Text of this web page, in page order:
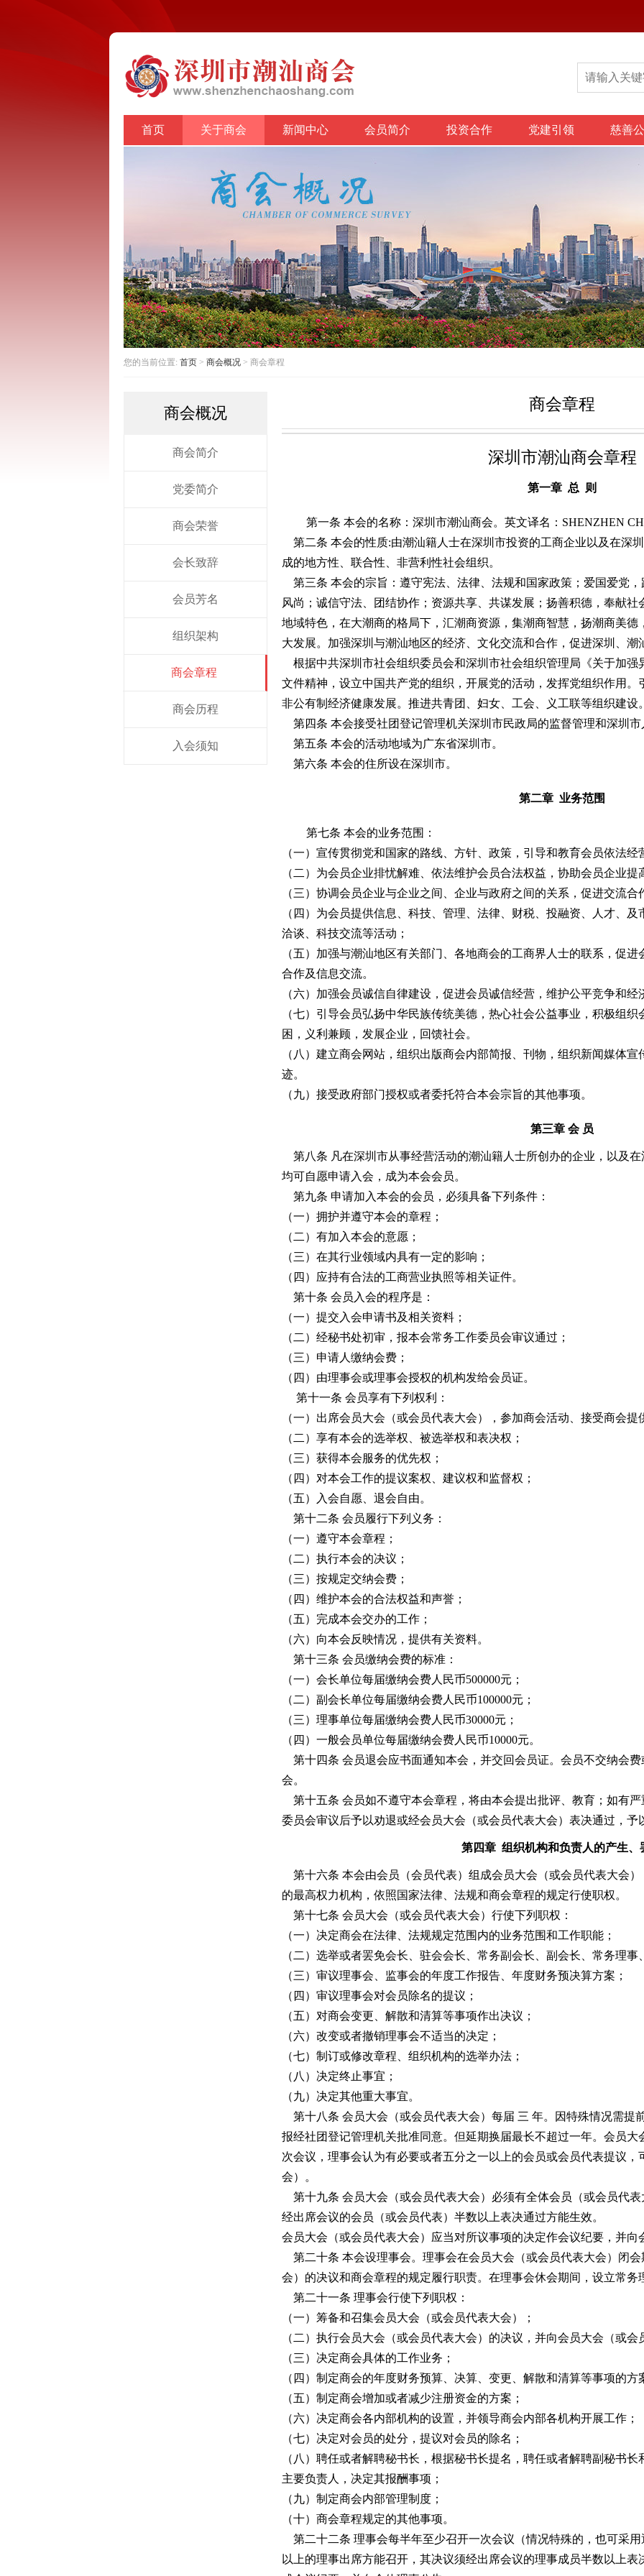
首页 关于商会 新闻中心 会员简介 投资合作 党建引领 慈善
您的当前位置: 首页 > 商会概况 > 商会章程
商会概况
商会简介
党委简介
商会荣誉
会长致辞
会员芳名
组织架构
商会章程
商会历程
入会须知
商会章程
深圳市潮汕商会章程
第一章 总 则
第一条 本会的名称：深圳市潮汕商会。英文译名：SHENZHEN
第二条 本会的性质:由潮汕籍人士在深圳市投资的工商企业以及在深
成的地方性、联合性、非营利性社会组织。
第三条 本会的宗旨：遵守宪法、法律、法规和国家政策；爱国爱党
风尚；诚信守法、团结协作；资源共享、共谋发展；扬善积德，奉献
地域特色，在大潮商的格局下，汇潮商资源，集潮商智慧，扬潮商美德
大发展。加强深圳与潮汕地区的经济、文化交流和合作，促进深圳、潮
根据中共深圳市社会组织委员会和深圳市社会组织管理局《关于加强
文件精神，设立中国共产党的组织，开展党的活动，发挥党组织作用
非公有制经济健康发展。推进共青团、妇女、工会、义工联等组织建设。
第四条 本会接受社团登记管理机关深圳市民政局的监督管理和深圳市
第五条 本会的活动地域为广东省深圳市。
第六条 本会的住所设在深圳市。
第二章 业务范围
第七条 本会的业务范围：
（一）宣传贯彻党和国家的路线、方针、政策，引导和教育会员依法经
（二）为会员企业排忧解难、依法维护会员合法权益，协助会员企业提
（三）协调会员企业与企业之间、企业与政府之间的关系，促进交流合
（四）为会员提供信息、科技、管理、法律、财税、投融资、人才、
洽谈、科技交流等活动；
（五）加强与潮汕地区有关部门、各地商会的工商界人士的联系，促
合作及信息交流。
（六）加强会员诚信自律建设，促进会员诚信经营，维护公平竞争和经
（七）引导会员弘扬中华民族传统美德，热心社会公益事业，积极组
困，义利兼顾，发展企业，回馈社会。
（八）建立商会网站，组织出版商会内部简报、刊物，组织新闻媒体
迹。
（九）接受政府部门授权或者委托符合本会宗旨的其他事项。
第三章 会 员
第八条 凡在深圳市从事经营活动的潮汕籍人士所创办的企业，以及在
均可自愿申请入会，成为本会会员。
第九条 申请加入本会的会员，必须具备下列条件：
（一）拥护并遵守本会的章程；
（二）有加入本会的意愿；
（三）在其行业领域内具有一定的影响；
（四）应持有合法的工商营业执照等相关证件。
第十条 会员入会的程序是：
（一）提交入会申请书及相关资料；
（二）经秘书处初审，报本会常务工作委员会审议通过；
（三）申请人缴纳会费；
（四）由理事会或理事会授权的机构发给会员证。
第十一条 会员享有下列权利：
（一）出席会员大会（或会员代表大会），参加商会活动、接受商会提
（二）享有本会的选举权、被选举权和表决权；
（三）获得本会服务的优先权；
（四）对本会工作的提议案权、建议权和监督权；
（五）入会自愿、退会自由。
第十二条 会员履行下列义务：
（一）遵守本会章程；
（二）执行本会的决议；
（三）按规定交纳会费；
（四）维护本会的合法权益和声誉；
（五）完成本会交办的工作；
（六）向本会反映情况，提供有关资料。
第十三条 会员缴纳会费的标准：
（一）会长单位每届缴纳会费人民币500000元；
（二）副会长单位每届缴纳会费人民币100000元；
（三）理事单位每届缴纳会费人民币30000元；
（四）一般会员单位每届缴纳会费人民币10000元。
第十四条 会员退会应书面通知本会，并交回会员证。会员不交纳会
会。
第十五条 会员如不遵守本会章程，将由本会提出批评、教育；如有
委员会审议后予以劝退或经会员大会（或会员代表大会）表决通过，予
第四章 组织机构和负责人的产生、
第十六条 本会由会员（会员代表）组成会员大会（或会员代表大会
的最高权力机构，依照国家法律、法规和商会章程的规定行使职权。
第十七条 会员大会（或会员代表大会）行使下列职权：
（一）决定商会在法律、法规规定范围内的业务范围和工作职能；
（二）选举或者罢免会长、驻会会长、常务副会长、副会长、常务理事
（三）审议理事会、监事会的年度工作报告、年度财务预决算方案；
（四）审议理事会对会员除名的提议；
（五）对商会变更、解散和清算等事项作出决议；
（六）改变或者撤销理事会不适当的决定；
（七）制订或修改章程、组织机构的选举办法；
（八）决定终止事宜；
（九）决定其他重大事宜。
第十八条 会员大会（或会员代表大会）每届 三 年。因特殊情况需提
报经社团登记管理机关批准同意。但延期换届最长不超过一年。会员
次会议，理事会认为有必要或者五分之一以上的会员或会员代表提议
会）。
第十九条 会员大会（或会员代表大会）必须有全体会员（或会员代
经出席会议的会员（或会员代表）半数以上表决通过方能生效。
会员大会（或会员代表大会）应当对所议事项的决定作会议纪要，并向
第二十条 本会设理事会。理事会在会员大会（或会员代表大会）闭
会）的决议和商会章程的规定履行职责。在理事会休会期间，设立常务
第二十一条 理事会行使下列职权：
（一）筹备和召集会员大会（或会员代表大会）；
（二）执行会员大会（或会员代表大会）的决议，并向会员大会（或会
（三）决定商会具体的工作业务；
（四）制定商会的年度财务预算、决算、变更、解散和清算等事项的方
（五）制定商会增加或者减少注册资金的方案；
（六）决定商会各内部机构的设置，并领导商会内部各机构开展工作；
（七）决定对会员的处分，提议对会员的除名；
（八）聘任或者解聘秘书长，根据秘书长提名，聘任或者解聘副秘书
主要负责人，决定其报酬事项；
（九）制定商会内部管理制度；
（十）商会章程规定的其他事项。
第二十二条 理事会每半年至少召开一次会议（情况特殊的，也可采
以上的理事出席方能召开，其决议须经出席会议的理事成员半数以上